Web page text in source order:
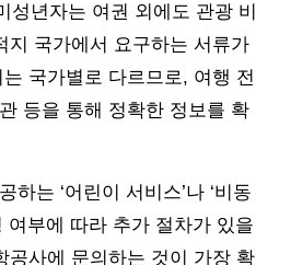
성년자는 여권 외에도 관광 비
지 국가에서 요구하는 서류가
국가별로 다르므로, 여행 전
등을 통해 정확한 정보를 확
하는 ‘어린이 서비스’나 ‘비동
여부에 따라 추가 절차가 있을
공사에 문의하는 것이 가장 확